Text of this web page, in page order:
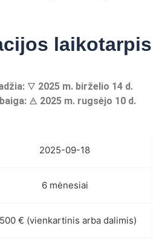
laikotarpis
🜄 2025 m. birželio 14 d.
🜁 2025 m. rugsėjo 10 d.
2025-09-18
6 mėnesiai
€ (vienkartinis arba dalimis)